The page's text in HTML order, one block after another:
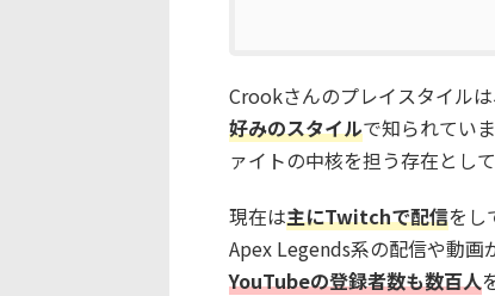
Crookさんのプレイスタイルは
好みのスタイルで知られてい
ァイトの中核を担う存在とし
現在は主にTwitchで配信をし
Apex Legends系の配信や動画
YouTubeの登録者数も数百人